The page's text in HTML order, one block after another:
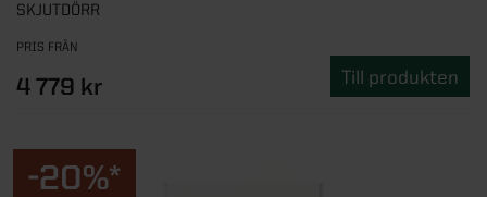
SKJUTDÖRR
PRIS FRÅN
4 779 kr Till produkten
-20%*